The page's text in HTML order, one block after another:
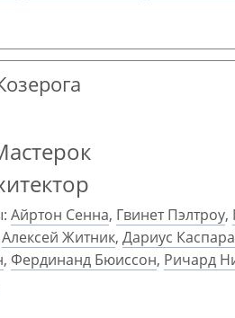
Айртон Сенна, Гвинет Пэлтроу,
Алексей Житник, Дариус
, Фердинанд Бюиссон, Ричард